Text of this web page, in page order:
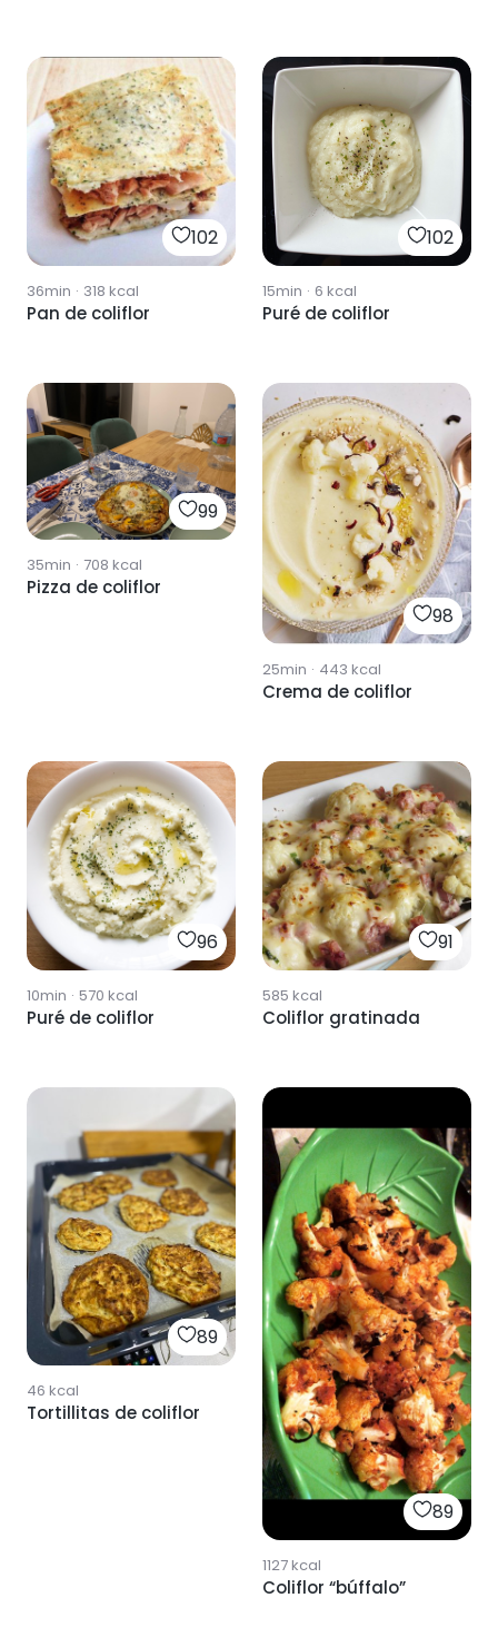
102
36min · 318 kcal
Pan de coliflor
102
15min · 6 kcal
Puré de coliflor
99
35min · 708 kcal
Pizza de coliflor
98
25min · 443 kcal
Crema de coliflor
96
10min · 570 kcal
Puré de coliflor
91
585 kcal
Coliflor gratinada
89
46 kcal
Tortillitas de coliflor
89
1127kcal
Coliflor “búffalo”